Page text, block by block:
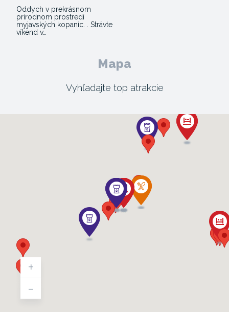
Oddych v prekrásnom
prírodnom prostredí
myjavských kopaníc. . Strávte
víkend v…
Mapa
Vyhľadajte top atrakcie
+
-